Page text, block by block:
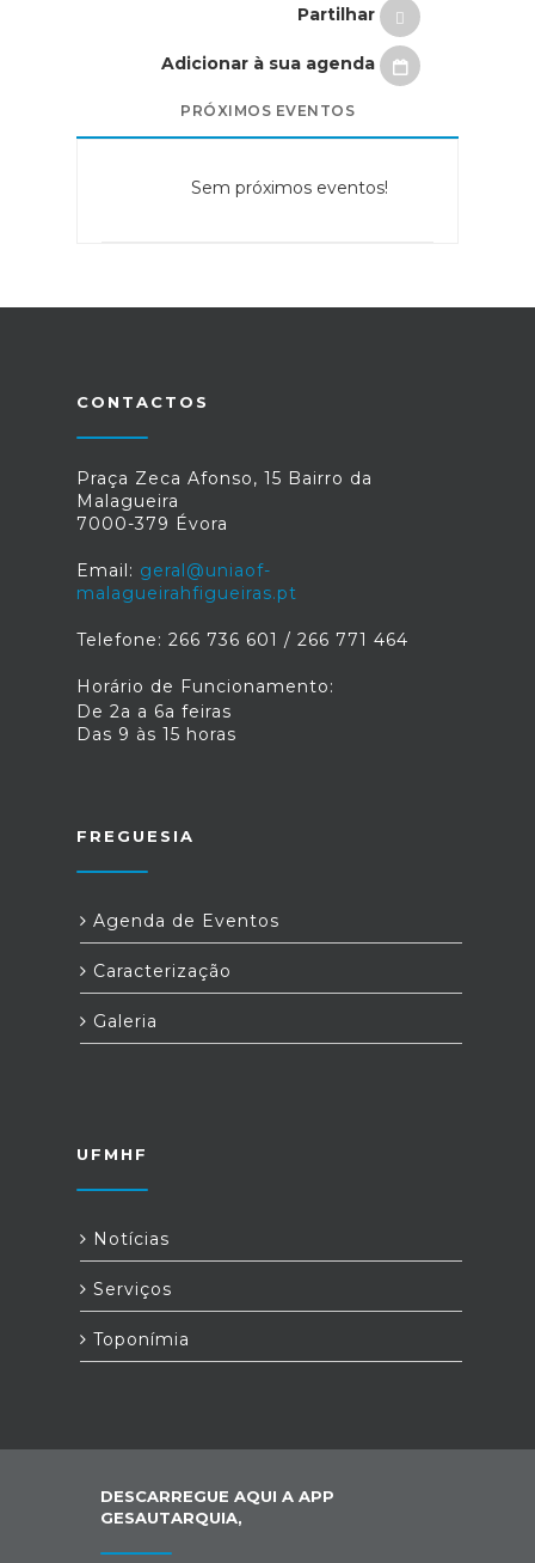
Partilhar
Adicionar à sua agenda
PRÓXIMOS EVENTOS
Sem próximos eventos!
CONTACTOS
Praça Zeca Afonso, 15 Bairro da
Malagueira
7000-379 Évora
Email: geral@uniaof-
malagueirahfigueiras.pt
Telefone: 266 736 601 / 266 771 464
Horário de Funcionamento:
De 2a a 6a feiras
Das 9 às 15 horas
FREGUESIA
Agenda de Eventos
Caracterização
Galeria
UFMHF
Notícias
Serviços
Toponímia
DESCARREGUE AQUI A APP
GESAUTARQUIA,